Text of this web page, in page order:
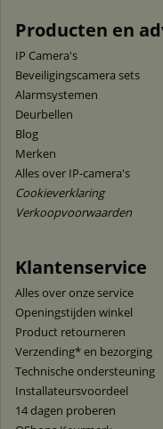
Producten en
IP Camera's
Beveiligingscamera sets
Alarmsystemen
Deurbellen
Blog
Merken
Alles over IP-camera's
Cookieverklaring
Verkoopvoorwaarden
Klantenservice
Alles over onze service
Openingstijden winkel
Product retourneren
Verzending* en bezorging
Technische ondersteuning
Installateursvoordeel
14 dagen proberen